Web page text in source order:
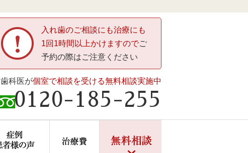
入れ歯のご相談にも治療にも
1回1時間以上かけますのでご
予約の際はご注意ください
歯科医が個室で相談を受ける無料相談実施中
0120-185-255